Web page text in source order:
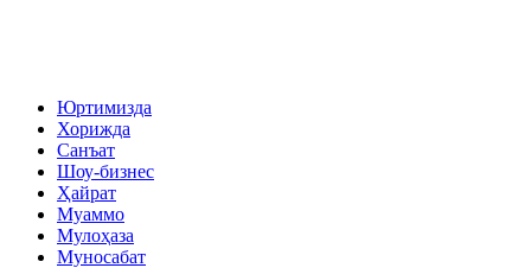
Юртимизда
Хорижда
Санъат
Шоу-бизнес
Ҳайрат
Муаммо
Мулоҳаза
Муносабат